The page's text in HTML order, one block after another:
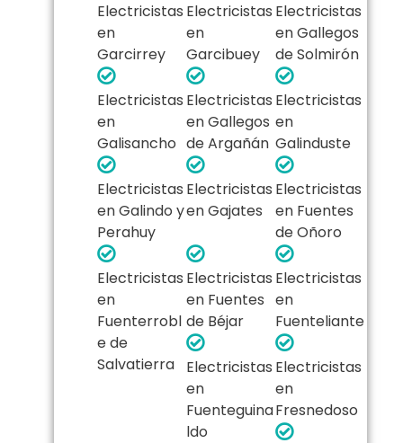
Electricistas
en
Garcirrey
Electricistas
en
Garcibuey
Electricistas
en Gallegos
de Solmirón
Electricistas
en
Galisancho
Electricistas
en Gallegos
de Argañán
Electricistas
en
Galinduste
Electricistas
en Galindo y
Perahuy
Electricistas
en Gajates
Electricistas
en Fuentes
de Oñoro
Electricistas
en
Fuenterrobl
e de
Salvatierra
Electricistas
en Fuentes
de Béjar
Electricistas
en
Fuenteliante
Electricistas
en
Fuenteguina
ldo
Electricistas
en
Fresnedoso